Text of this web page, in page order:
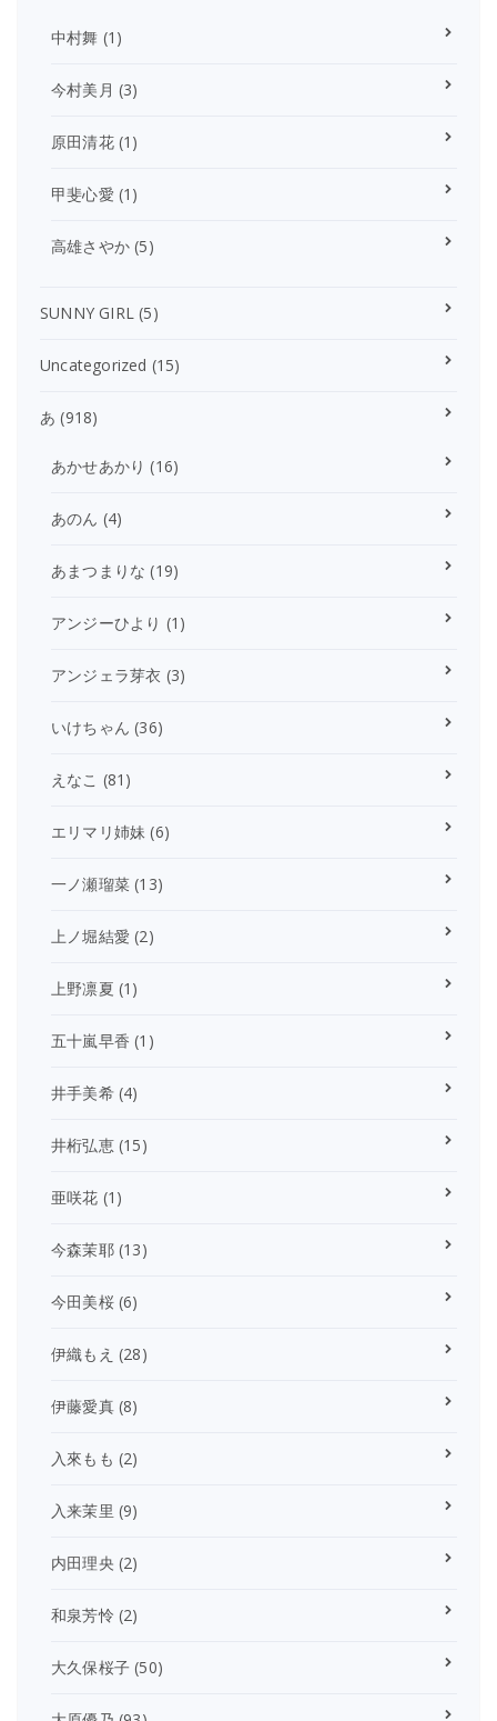
中村舞 (1)
今村美月 (3)
原田清花(1)
甲斐心愛 (1)
高雄さやか (5)
SUNNY GIRL (5)
Uncategorized (15)
あ (918)
あかせあかり (16)
あのん (4)
あまつまりな (19)
アンジーひより (1)
アンジェラ芽衣 (3)
いけちゃん (36)
えなこ (81)
エリマリ姉妹 (6)
一ノ瀬瑠菜 (13)
上ノ堀結愛 (2)
上野凛夏 (1)
五十嵐早香 (1)
井手美希(4)
井桁弘恵(15)
亜咲花 (1)
今森茉耶(13)
今田美桜(6)
伊織もえ (28)
伊藤愛真(8)
入來もも (2)
入来茉里 (9)
内田理央 (2)
和泉芳怜 (2)
大久保桜子 (50)